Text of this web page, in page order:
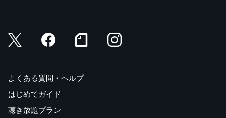
よくある質問・ヘルプ
はじめてガイド
聴き放題プラン